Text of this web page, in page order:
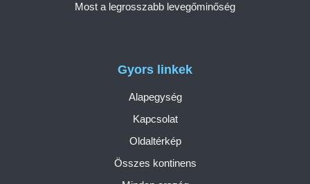
Gyors linkek
Alapegység
Kapcsolat
Oldaltérkép
Összes kontinens
Most a legrosszabb levegőminőség